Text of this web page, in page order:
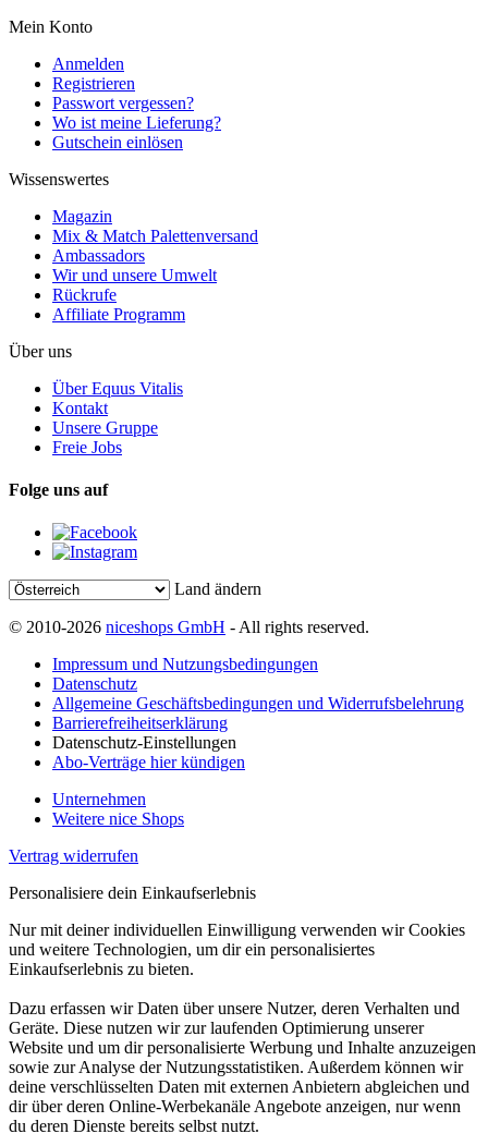
Mein Konto
Anmelden
Registrieren
Passwort vergessen?
Wo ist meine Lieferung?
Gutschein einlösen
Wissenswertes
Magazin
Mix & Match Palettenversand
Ambassadors
Wir und unsere Umwelt
Rückrufe
Affiliate Programm
Über uns
Über Equus Vitalis
Kontakt
Unsere Gruppe
Freie Jobs
Folge uns auf
Land ändern
© 2010-2026 niceshops GmbH - All rights reserved.
Impressum und Nutzungsbedingungen
Datenschutz
Allgemeine Geschäftsbedingungen und Widerrufsbelehrung
Barrierefreiheitserklärung
Datenschutz-Einstellungen
Abo-Verträge hier kündigen
Unternehmen
Weitere nice Shops
Vertrag widerrufen
Personalisiere dein Einkaufserlebnis
Nur mit deiner individuellen Einwilligung verwenden wir Cookies
und weitere Technologien, um dir ein personalisiertes
Einkaufserlebnis zu bieten.
Dazu erfassen wir Daten über unsere Nutzer, deren Verhalten und
Geräte. Diese nutzen wir zur laufenden Optimierung unserer
Website und um dir personalisierte Werbung und Inhalte anzuzeigen
sowie zur Analyse der Nutzungsstatistiken. Außerdem können wir
deine verschlüsselten Daten mit externen Anbietern abgleichen und
dir über deren Online-Werbekanäle Angebote anzeigen, nur wenn
du deren Dienste bereits selbst nutzt.